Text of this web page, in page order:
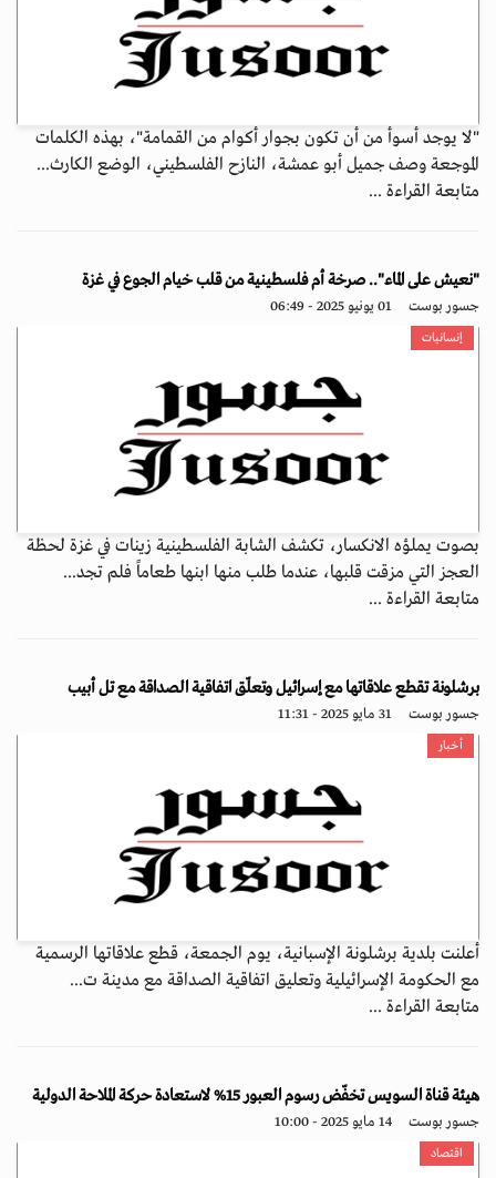
"لا يوجد أسوأ من أن تكون بجوار أكوام من القمامة"، بهذه الكلمات
الموجعة وصف جميل أبو عمشة، النازح الفلسطيني، الوضع الكارث...
متابعة القراءة ...
"نعيش على الماء".. صرخة أم فلسطينية من قلب خيام الجوع في غزة
جسور بوست 01 يونيو 2025 - 06:49
إنسانيات
بصوت يملؤه الانكسار، تكشف الشابة الفلسطينية زينات في غزة لحظة
العجز التي مزقت قلبها، عندما طلب منها ابنها طعاماً فلم تجد...
متابعة القراءة ...
برشلونة تقطع علاقاتها مع إسرائيل وتعلّق اتفاقية الصداقة مع تل أبيب
جسور بوست 31 مايو 2025 - 11:31
أخبار
أعلنت بلدية برشلونة الإسبانية، يوم الجمعة، قطع علاقاتها الرسمية
مع الحكومة الإسرائيلية وتعليق اتفاقية الصداقة مع مدينة ت...
متابعة القراءة ...
هيئة قناة السويس تخفّض رسوم العبور 15% لاستعادة حركة الملاحة الدولية
جسور بوست 14 مايو 2025 - 10:00
اقتصاد